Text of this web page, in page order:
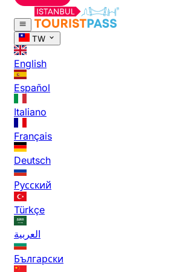
TW
English
Español
Italiano
Français
Deutsch
Русский
Türkçe
العربية
Български